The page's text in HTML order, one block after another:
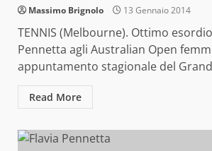
Massimo Brignolo 13 Gennaio 2014
TENNIS (Melbourne). Ottimo
Pennetta agli Australian Open
appuntamento stagionale del
Read More